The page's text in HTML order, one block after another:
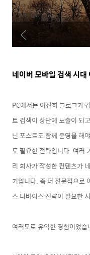
네이버 모바일 검색 시
PC에서는 여전히 블로그가
트 검색이 상단에 노출이 되
닌 포스트도 함께 운영을 해
도 필요한 전략입니다. 여러
리 회사가 작성한 컨텐츠가
기입니다. 좀 더 전문적으로
스 디바이스 전략이 필요한
여러모로 유익한 경험이었